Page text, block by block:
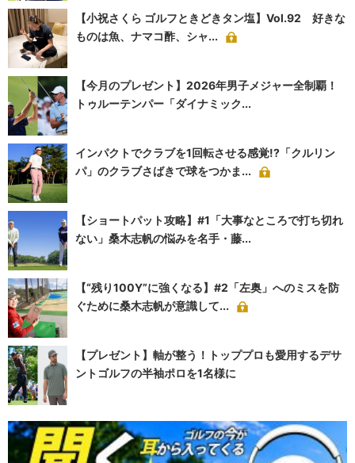
【小祝さくら ゴルフときどきタン塩】Vol.92 好きな
ものは魚、ナマコ酢、シャ...
【今月のプレゼント】2026年男子メジャー全制覇！
トゥルーテンパー「ダイナミック...
インパクトでクラブを1回転させる感覚!?「クルリン
パ」のクラブさばきで球をつかま...
【ショートパット攻略】#1「大事なところで打ち切れ
ない」桑木志帆の悩みを名手・藤...
【“残り100Y”に強くなる】#2「左奥」へのミスを防
ぐために桑木志帆が意識して...
【プレゼント】軸が整う！トッププロも愛用するデサ
ントゴルフの半袖ポロを1名様に